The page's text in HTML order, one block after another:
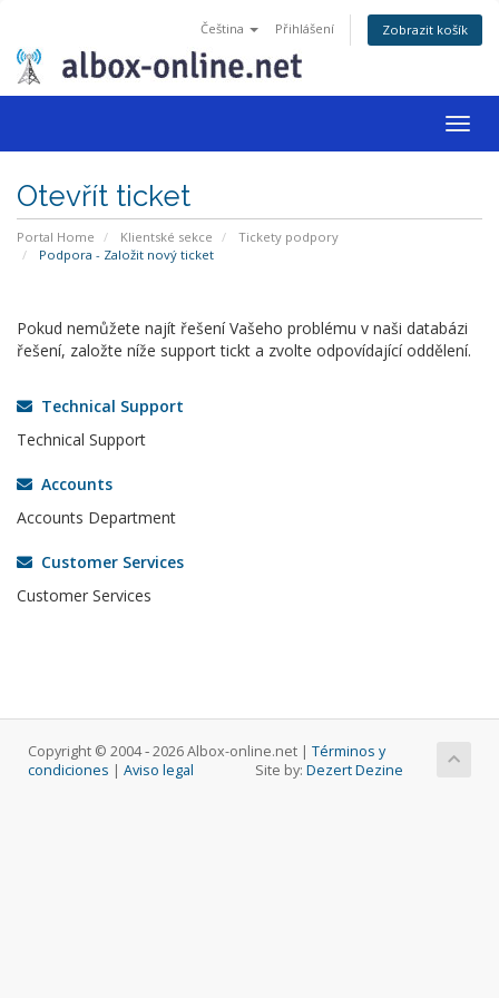
Čeština Přihlášení Zobrazit košík
Otevřít ticket
Portal Home Klientské sekce
Tickety podpory
Podpora - Založit nový ticket
Pokud nemůžete najít řešení Vašeho problému v naši databázi
řešení, založte níže support tickt a zvolte odpovídající oddělení.
Technical Support
Technical Support
Accounts
Accounts Department
Customer Services
Customer Services
Copyright © 2004 ‐ 2026 Albox-online.net | Términos y
condiciones | Aviso legal Site by: Dezert Dezine